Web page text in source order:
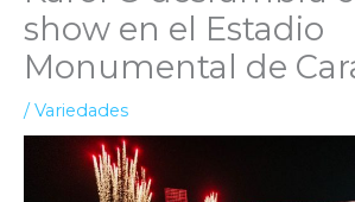
show en el Estadio
Monumental de
/Variedades